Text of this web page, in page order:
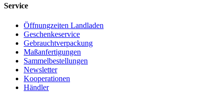
Service
Öffnungzeiten Landladen
Geschenkeservice
Gebrauchtverpackung
Maßanfertigungen
Sammelbestellungen
Newsletter
Kooperationen
Händler